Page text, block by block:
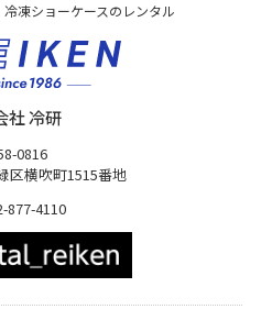
凍ショーケースのレンタル
社 冷研
0816
区横吹町1515番地
877-4110